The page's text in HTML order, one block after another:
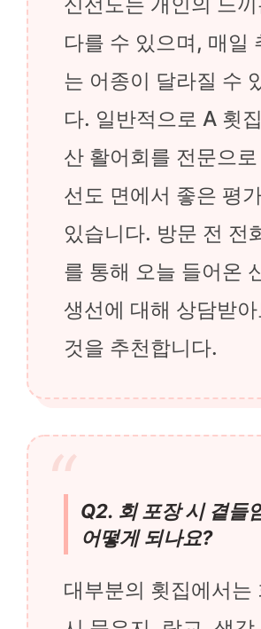
다를 수 있으며, 매일
는 어종이 달라질 수
다. 일반적으로 A 횟
산 활어회를 전문으
선도 면에서 좋은 평
있습니다. 방문 전 전
를 통해 오늘 들어온
생선에 대해 상담받
것을 추천합니다.
Q2. 회 포장 시 곁들
어떻게 되나요?
대부분의 횟집에서는